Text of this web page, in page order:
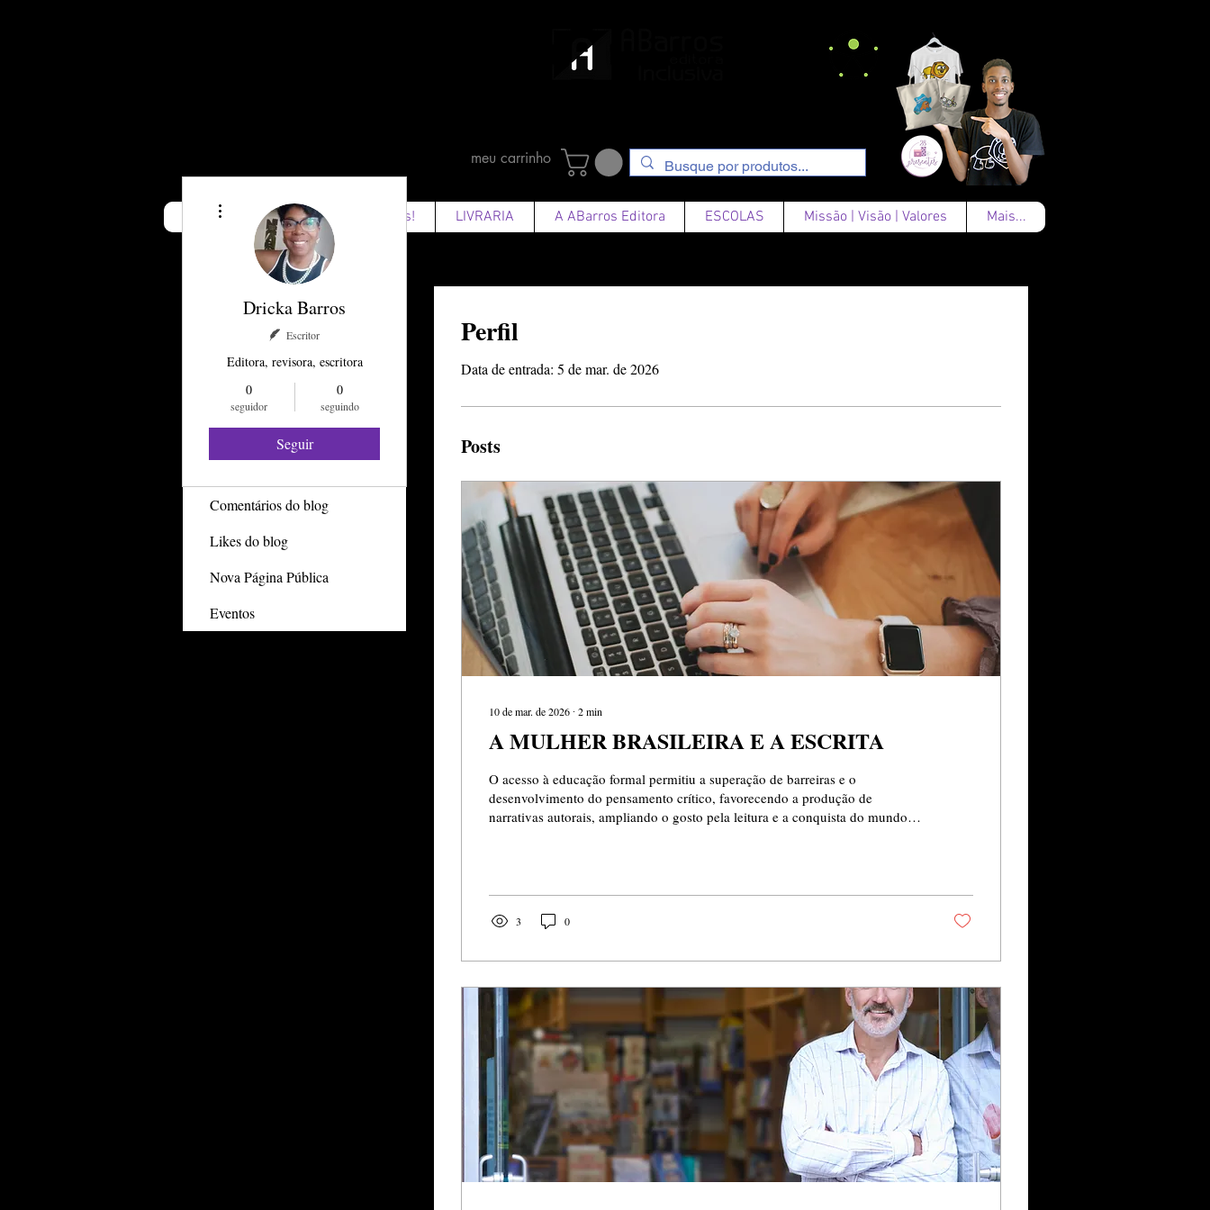
meu carrinho
livrosdoarthur Blog Oi, ABarros! LIVRARIA A ABarros Editora ESCOLAS Missão | Visão | Valores Mais...
Perfil
Data de entrada: 5 de mar. de 2026
Posts
10 de mar. de 2026 ∙ 2min
A MULHER BRASILEIRA E A ESCRITA
O acesso à educação formal permitiu a superação de barreiras e o
desenvolvimento do pensamento crítico, favorecendo a produção de
narrativas autorais, ampliando o gosto pela leitura e a conquista do mundo
3 0
Profile
Comentários do blog
Likes do blog
Nova Página Pública
Eventos
Dricka Barros
Escritor
Editora, revisora, escritora
0
seguidor
0
seguindo
Seguir